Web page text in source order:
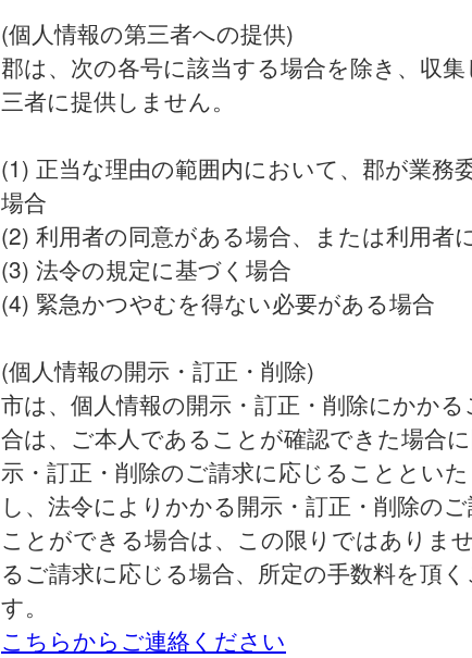
(個人情報の第三者への提供)
郡は、次の各号に該当する場合を除き、収
三者に提供しません。
(1) 正当な理由の範囲内において、郡が業務
場合
(2) 利用者の同意がある場合、または利用者
(3) 法令の規定に基づく場合
(4) 緊急かつやむを得ない必要がある場合
(個人情報の開示・訂正・削除)
市は、個人情報の開示・訂正・削除にかか
合は、ご本人であることが確認できた場合
示・訂正・削除のご請求に応じることとい
し、法令によりかかる開示・訂正・削除の
ことができる場合は、この限りではありま
るご請求に応じる場合、所定の手数料を頂
す。
こちらからご連絡ください